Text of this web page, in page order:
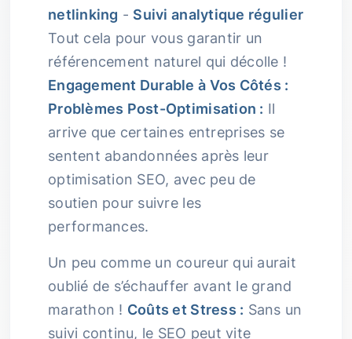
netlinking - Suivi analytique régulier
Tout cela pour vous garantir un
référencement naturel qui décolle !
Engagement Durable à Vos Côtés :
Problèmes Post-Optimisation : Il
arrive que certaines entreprises se
sentent abandonnées après leur
optimisation SEO, avec peu de
soutien pour suivre les
performances.
Un peu comme un coureur qui aurait
oublié de s’échauffer avant le grand
marathon ! Coûts et Stress : Sans un
suivi continu, le SEO peut vite